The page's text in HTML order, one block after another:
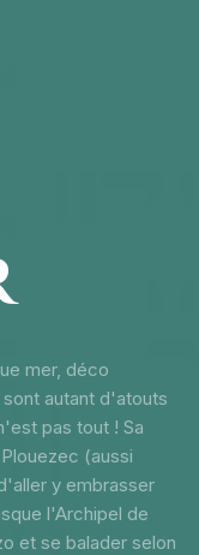
mer, déco
autant d'atouts
pas tout ! Sa
(aussi
y embrasser
l'Archipel de
et se balader selon